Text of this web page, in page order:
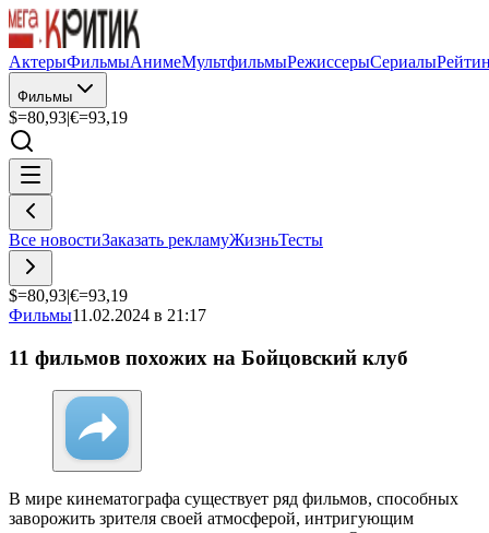
АктерыФильмыАнимеМультфильмыРежиссерыСериалы
Фильмы
$=80,93|€=93,19
Все новостиЗаказать рекламуЖизньТесты
$=80,93|€=93,19
Фильмы11.02.2024 в 21:17
11 фильмов похожих на Бойцовский клуб
В мире кинематографа существует ряд фильмов, способных
заворожить зрителя своей атмосферой, интригующим